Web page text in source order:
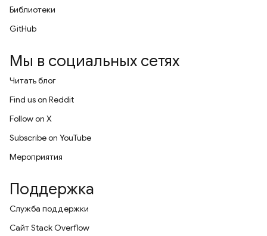
Библиотеки
GitHub
Мы в социальных сетях
Читать блог
Find us on Reddit
Follow on X
Subscribe on YouTube
Мероприятия
Поддержка
Служба поддержки
Сайт Stack Overflow